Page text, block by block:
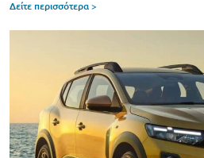
Δείτε περισσότερα >